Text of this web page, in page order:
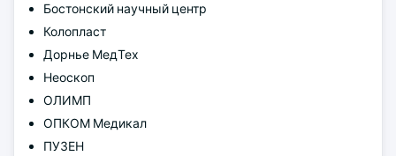
Бостонский научный центр
Колопласт
Дорнье МедТех
Неоскоп
ОЛИМП
ОПКОМ Медикал
ПУЗЕН